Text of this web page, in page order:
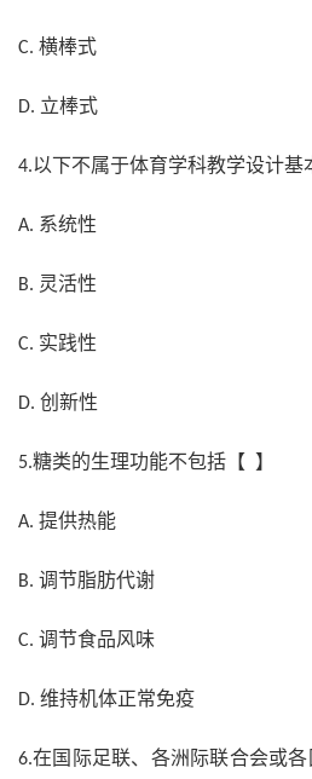
C. 横棒式
D. 立棒式
4.以下不属于体育学科教学设计基
A. 系统性
B. 灵活性
C. 实践性
D. 创新性
5.糖类的生理功能不包括【 】
A. 提供热能
B. 调节脂肪代谢
C. 调节食品风味
D. 维持机体正常免疫
6.在国际足联、各洲际联合会或